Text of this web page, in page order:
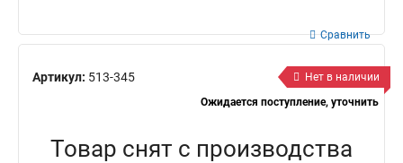
Артикул: 513-345
Сравнить
Нет в наличии
Ожидается поступление, уточнить
Товар снят с производства